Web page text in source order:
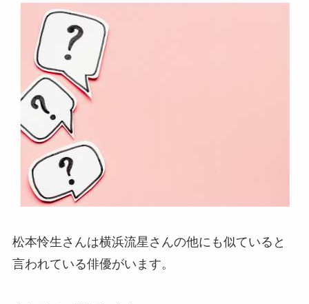
松本怜生さんは横浜流星さんの他にも似ていると
言われている俳優がいます。